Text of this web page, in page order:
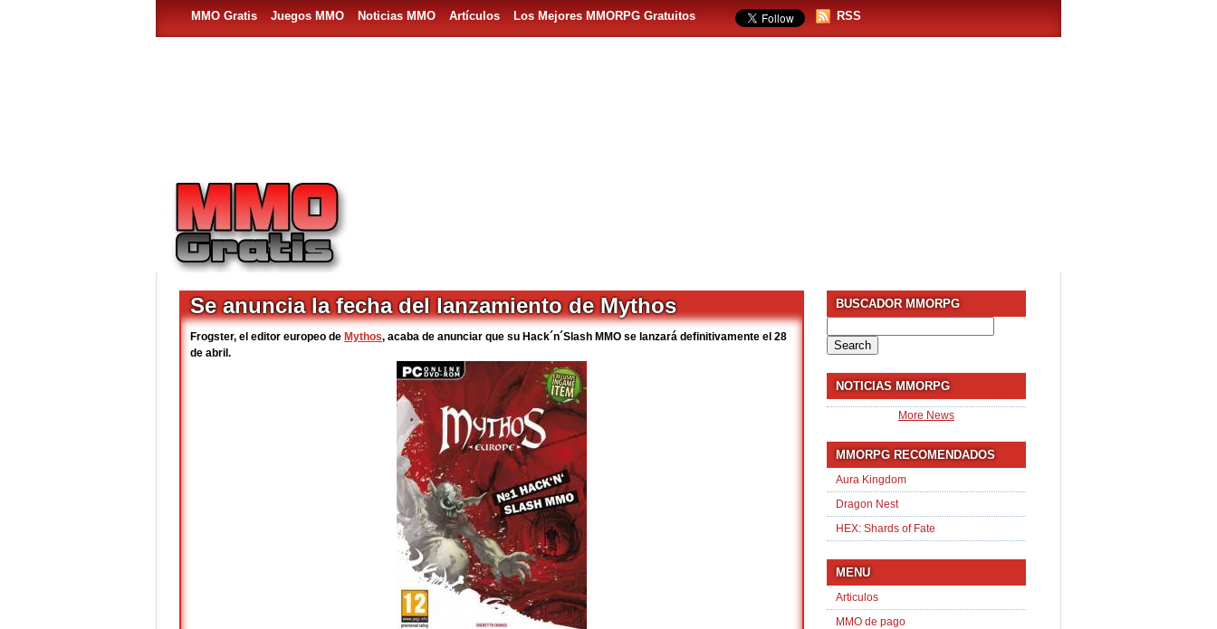
MMO Gratis Juegos MMO Noticias MMO Artículos Los Mejores MMORPG Gratuitos RSS
Se anuncia la fecha del lanzamiento de Mythos
Frogster, el editor europeo de Mythos, acaba de anunciar que su Hack´n´Slash MMO se lanzará definitivamente el 28
de abril.
BUSCADOR MMORPG
for:
NOTICIAS MMORPG
More News
MMORPG RECOMENDADOS
Aura Kingdom
Dragon Nest
HEX: Shards of Fate
MENU
Articulos
MMO de pago